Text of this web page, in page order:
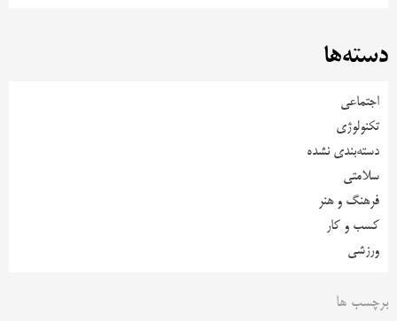
دسته‌ها
اجتماعی
تکنولوژی
دسته‌بندی نشده
سلامتی
فرهنگ و هنر
کسب و کار
ورزشی
برچسب ها